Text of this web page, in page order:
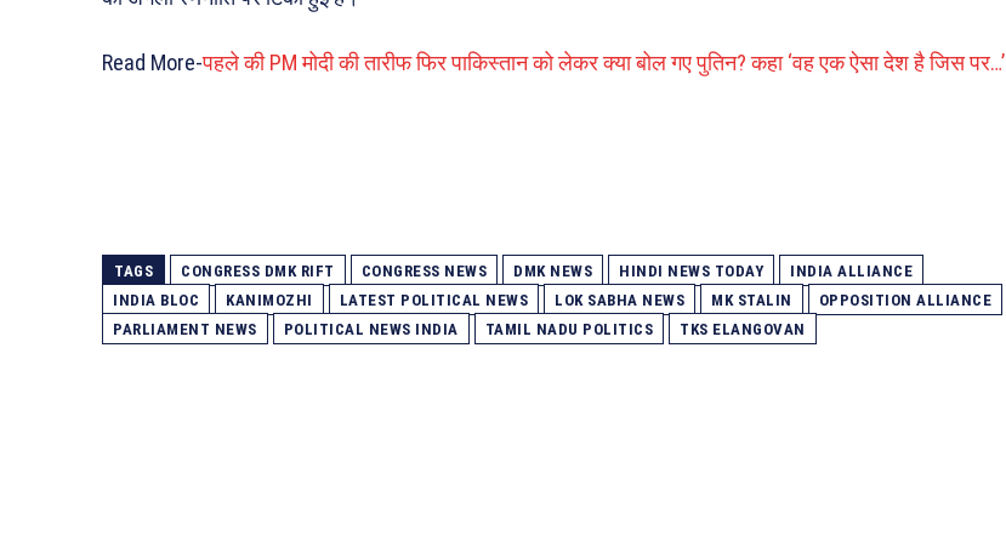
Read More-पहले की PM मोदी की तारीफ फिर पाकिस्तान को लेकर क्या बोल गए पुतिन? कहा ‘वह एक ऐसा देश है जिस पर…’
TAGS CONGRESS DMK RIFT CONGRESS NEWS DMK NEWS HINDI NEWS TODAY
INDIA ALLIANCE
INDIA BLOC
KANIMOZHI LATEST POLITICAL NEWS LOK SABHA NEWS MK STALIN
OPPOSITION ALLIANCE
PARLIAMENT NEWS
POLITICAL NEWS INDIA TAMIL NADU POLITICS TKS ELANGOVAN